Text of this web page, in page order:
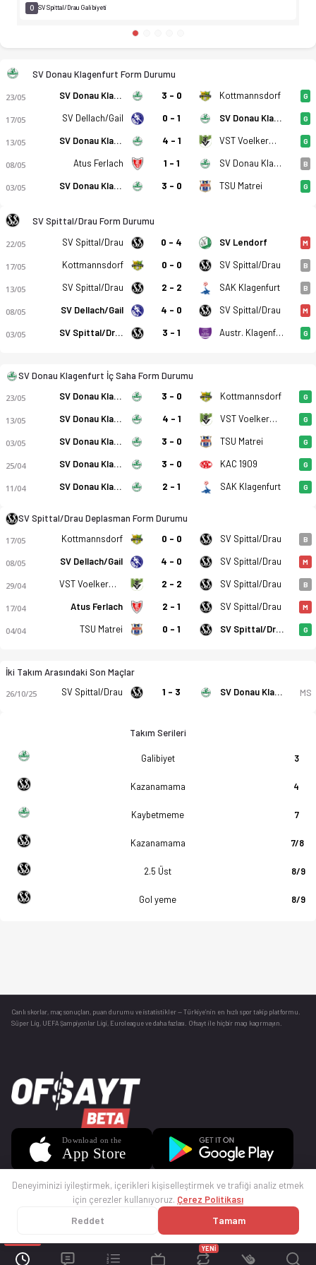
YENİ
SV Donau Klagenfurt - SV Spittal/Drau 2-0 bitti. Gol
0 SV Spittal/Drau Galibiyeti
SV Donau Klagenfurt Form Durumu
23/05 SV Donau Klagenfurt 3 - 0 Kottmannsdorf G
17/05 SV Dellach/Gail 0 - 1 SV Donau Klagenfurt G
13/05 SV Donau Klagenfurt 4 - 1 VST Voelkermarkt G
08/05 Atus Ferlach 1 - 1 SV Donau Klagenfurt B
03/05 SV Donau Klagenfurt 3 - 0 TSU Matrei G
SV Spittal/Drau Form Durumu
22/05 SV Spittal/Drau 0 - 4 SV Lendorf M
17/05 Kottmannsdorf 0 - 0 SV Spittal/Drau B
13/05 SV Spittal/Drau 2 - 2 SAK Klagenfurt B
08/05 SV Dellach/Gail 4 - 0 SV Spittal/Drau M
03/05 SV Spittal/Drau 3 - 1 Austr. Klagenfurt Am G
SV Donau Klagenfurt İç Saha Form Durumu
23/05 SV Donau Klagenfurt 3 - 0 Kottmannsdorf G
13/05 SV Donau Klagenfurt 4 - 1 VST Voelkermarkt G
03/05 SV Donau Klagenfurt 3 - 0 TSU Matrei G
25/04 SV Donau Klagenfurt 3 - 0 KAC 1909 G
11/04 SV Donau Klagenfurt 2 - 1 SAK Klagenfurt G
SV Spittal/Drau Deplasman Form Durumu
17/05 Kottmannsdorf 0 - 0 SV Spittal/Drau B
08/05 SV Dellach/Gail 4 - 0 SV Spittal/Drau M
29/04 VST Voelkermarkt 2 - 2 SV Spittal/Drau B
17/04 Atus Ferlach 2 - 1 SV Spittal/Drau M
04/04 TSU Matrei 0 - 1 SV Spittal/Drau G
İki Takım Arasındaki Son Maçlar
26/10/25 SV Spittal/Drau 1 - 3 SV Donau Klagenfurt MS
Takım Serileri
Galibiyet 3
Kazanamama 4
Kaybetmeme 7
Kazanamama 7/8
2.5 Üst 8/9
Gol yeme 8/9
Canlı skorlar , maç sonuçları, puan durumu ve istatistikler — Türkiye’nin en hızlı spor takip platformu.
Süper Lig, UEFA Şampiyonlar Ligi, Euroleague ve daha fazlası. Ofsayt ile hiçbir maçı kaçırmayın.
© 2025 Ofsayt
Deneyiminizi iyileştirmek, içerikleri kişiselleştirmek ve trafiği analiz etmek
için çerezler kullanıyoruz. Çerez Politikası
Reddet Tamam